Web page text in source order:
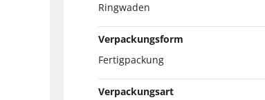
Ringwaden
Verpackungsform
Fertigpackung
Verpackungsart